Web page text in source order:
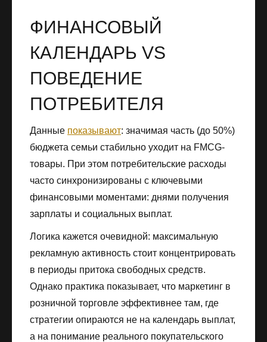
ФИНАНСОВЫЙ
КАЛЕНДАРЬ VS
ПОВЕДЕНИЕ
ПОТРЕБИТЕЛЯ
Данные показывают: значимая часть (до 50%)
бюджета семьи стабильно уходит на FMCG-
товары. При этом потребительские расходы
часто синхронизированы с ключевыми
финансовыми моментами: днями получения
зарплаты и социальных выплат.
Логика кажется очевидной: максимальную
рекламную активность стоит концентрировать
в периоды притока свободных средств.
Однако практика показывает, что маркетинг в
розничной торговле эффективнее там, где
стратегии опираются не на календарь выплат,
а на понимание реального покупательского